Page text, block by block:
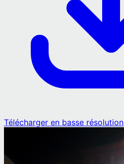
Télécharger en basse résolution